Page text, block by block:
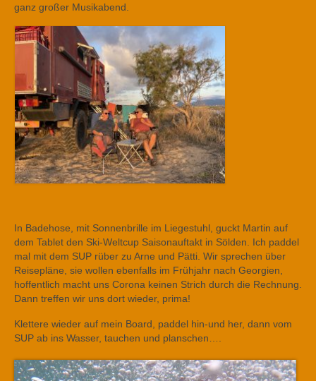
ganz großer Musikabend.
In Badehose, mit Sonnenbrille im Liegestuhl, guckt Martin auf
dem Tablet den Ski-Weltcup Saisonauftakt in Sölden. Ich paddel
mal mit dem SUP rüber zu Arne und Pätti. Wir sprechen über
Reisepläne, sie wollen ebenfalls im Frühjahr nach Georgien,
hoffentlich macht uns Corona keinen Strich durch die Rechnung.
Dann treffen wir uns dort wieder, prima!
Klettere wieder auf mein Board, paddel hin-und her, dann vom
SUP ab ins Wasser, tauchen und planschen….